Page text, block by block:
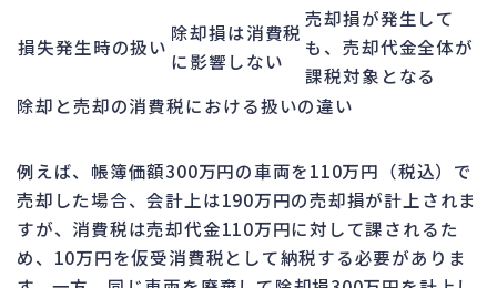
損失発生時の扱い
除却損は消費税
に影響しない
売却損が発生して
も、売却代金全体が
課税対象となる
除却と売却の消費税における扱いの違い
例えば、帳簿価額300万円の車両を110万円（税込）で
売却した場合、会計上は190万円の売却損が計上されま
すが、消費税は売却代金110万円に対して課されるた
め、10万円を仮受消費税として納税する必要がありま